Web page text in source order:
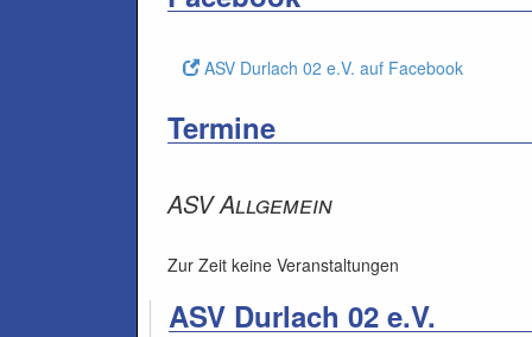
ASV Durlach 02 e.V. auf Facebook
Termine
ASV Allgemein
Zur Zeit keine Veranstaltungen
ASV Durlach 02 e.V.